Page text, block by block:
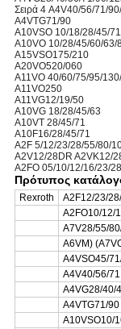
Σειρά 4 A4V40/56/71/
A4VTG71/90
A10VSO 10/18/28/45/
A10VO 10/28/45/60/63/
A15VSO175/210
A20VO520/060
A11VO 40/60/75/95/
A11VO250
A11VG12/19/50
A10VG 18/28/45/63
A10VT 28/45/71
A10F16/28/45/71
A2F 5/12/23/28/55/80/
A2V12/28DR A2VK12/
A2FO 05/10/12/16/23/
Πρότυπος
Rexroth
A2F12/23/
A2FO10/12/
A7V28/55/
A6VM)
A4VSO45/
A4V40/56/71
A4VG28/40/
A4VTG71/90
A10VSO10/